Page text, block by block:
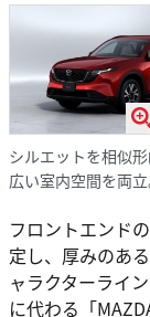
シルエットを相似
広い室内空間を両立
フロントエンド
定し、厚みのあ
ャラクターライ
に代わる「